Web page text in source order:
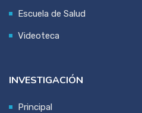
Escuela de Salud
Videoteca
INVESTIGACIÓN
Principal